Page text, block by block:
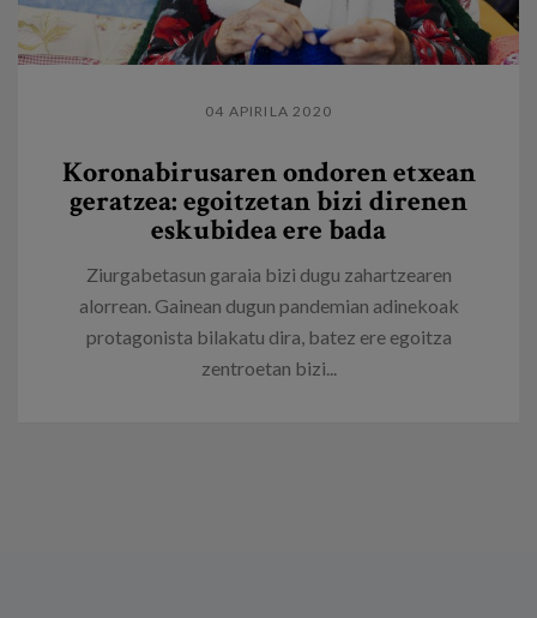
04 APIRILA 2020
Koronabirusaren ondoren etxean
geratzea: egoitzetan bizi direnen
eskubidea ere bada
Ziurgabetasun garaia bizi dugu zahartzearen
alorrean. Gainean dugun pandemian adinekoak
protagonista bilakatu dira, batez ere egoitza
zentroetan bizi...